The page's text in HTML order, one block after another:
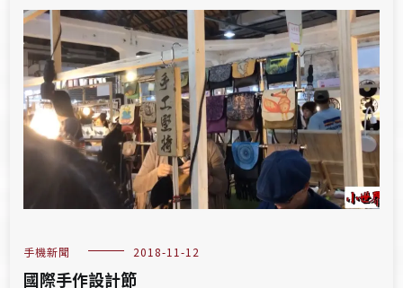
手機新聞 2018-11-12
國際手作設計節